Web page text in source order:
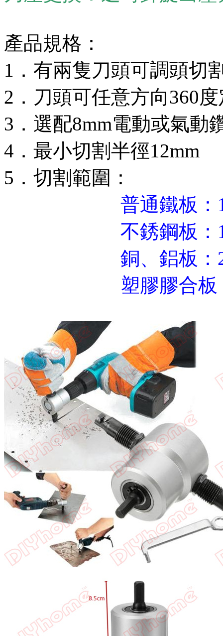
產品規格：
1．有兩隻刀頭可調頭切
2．刀頭可任意方向360
3．選配8mm電動或氣動
4．最小切割半徑12mm
5．切割範圍：
普通鐵板：
不銹鋼板：
銅、鋁板：
塑膠膠合板：